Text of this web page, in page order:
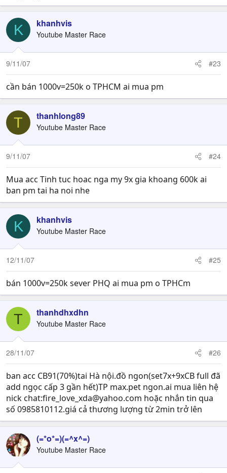
K khanhvis
Youtube Master Race
9/11/07 #23
cần bán 1000v=250k o TPHCM ai mua pm
T thanhlong89
Youtube Master Race
9/11/07 #24
Mua acc Tinh tuc hoac nga my 9x gia khoang 600k ai
ban pm tai ha noi nhe
K khanhvis
Youtube Master Race
12/11/07 #25
bán 1000v=250k sever PHQ ai mua pm o TPHCm
T thanhdhxdhn
Youtube Master Race
28/11/07 #26
ban acc CB91(70%)tai Hà nội.đồ ngon(set7x+9xCB full đã
add ngọc cấp 3 gần hết)TP max.pet ngon.ai mua liên hệ
nick chat:fire_love_xda@yahoo.com hoặc nhắn tin qua
số 0985810112.giá cả thương lượng từ 2min trở lên
(=*o*=)(=^x^=)
Youtube Master Race